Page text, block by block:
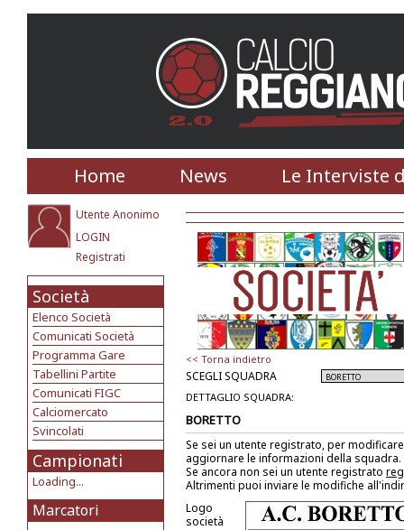
Home News Le Interviste
Utente Anonimo
LOGIN
Registrati
Società
Elenco Società
Comunicati Società
Programma Gare
Tabellini Partite
Comunicati FIGC
Calciomercato
Svincolati
Campionati
Loading...
Marcatori
<< Torna indietro
SCEGLI SQUADRA
DETTAGLIO SQUADRA:
BORETTO
Se sei un utente registrato, per
aggiornare le informazioni della squadra.
Se ancora non sei un utente registrato
Altrimenti puoi inviare le modifiche
Logo
società